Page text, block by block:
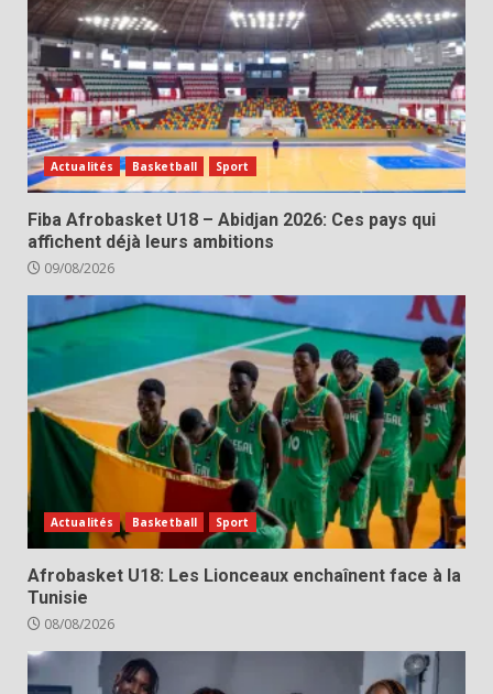
Actualités Basketball Sport
Fiba Afrobasket U18 – Abidjan 2026: Ces pays qui
affichent déjà leurs ambitions
09/08/2026
Actualités Basketball Sport
Afrobasket U18: Les Lionceaux enchaînent face à la
Tunisie
08/08/2026